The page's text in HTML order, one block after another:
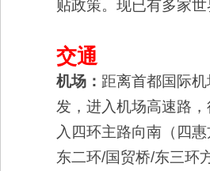
贴政策。现已有多家
交通
机场： 距离首都国际
发，进入机场高速路
入四环主路向南（四
东二环/国贸桥/东三环